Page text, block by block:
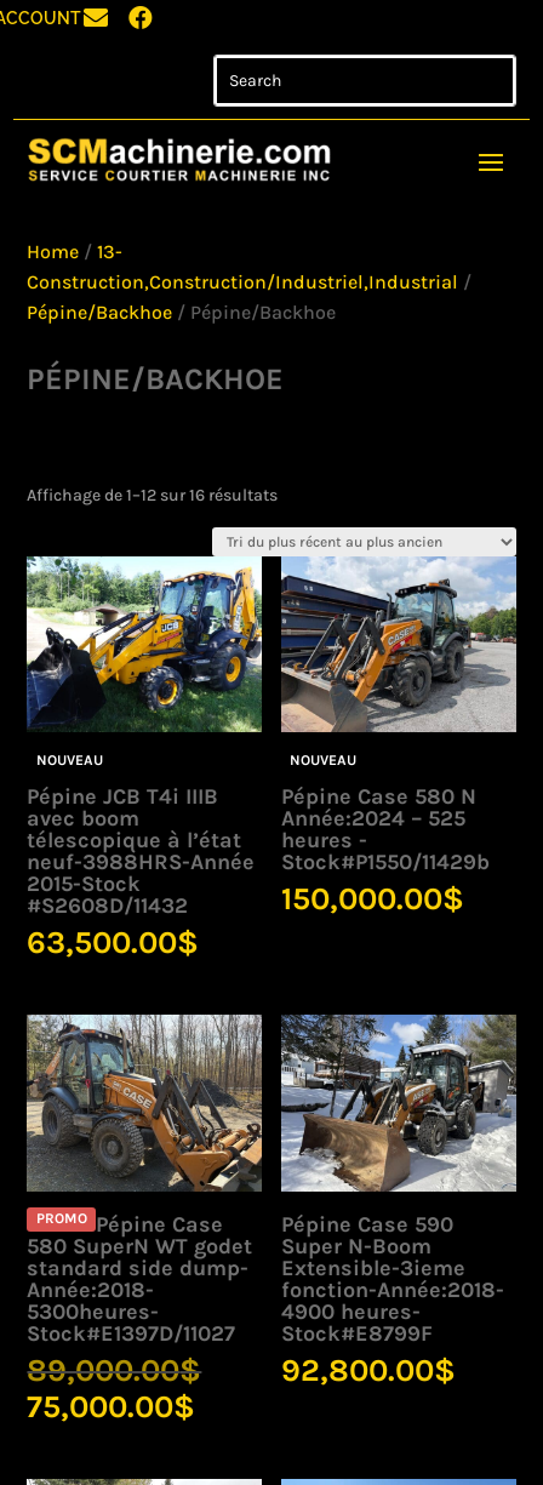
 
Home /13-
Construction,Construction/Industriel,Industrial /
Pépine/Backhoe / Pépine/Backhoe
PÉPINE/BACKHOE
Affichage de 1–12 sur 16 résultatsTrié
du
plus
récent
au
plus
ancien
NOUVEAU
Pépine JCB T4i IIIB
avec boom
télescopique à l’état
neuf-3988HRS-Année
2015-Stock
#S2608D/11432
63,500.00$
NOUVEAU
Pépine Case 580 N
Année:2024 – 525
heures -
Stock#P1550/11429b
150,000.00$
PROMO Pépine Case
580 SuperN WT godet
standard side dump-
Année:2018-
5300heures-
Stock#E1397D/11027
89,000.00$Le
75,000.00$
Pépine Case 590
Super N-Boom
Extensible-3ieme
fonction-Année:2018-
4900 heures-
Stock#E8799F
92,800.00$